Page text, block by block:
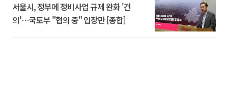
서울시, 정부에 정비사업 규제 완화 '건
의'⋯국토부 "협의 중" 입장만 [종합]